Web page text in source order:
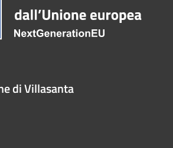
di Villasanta